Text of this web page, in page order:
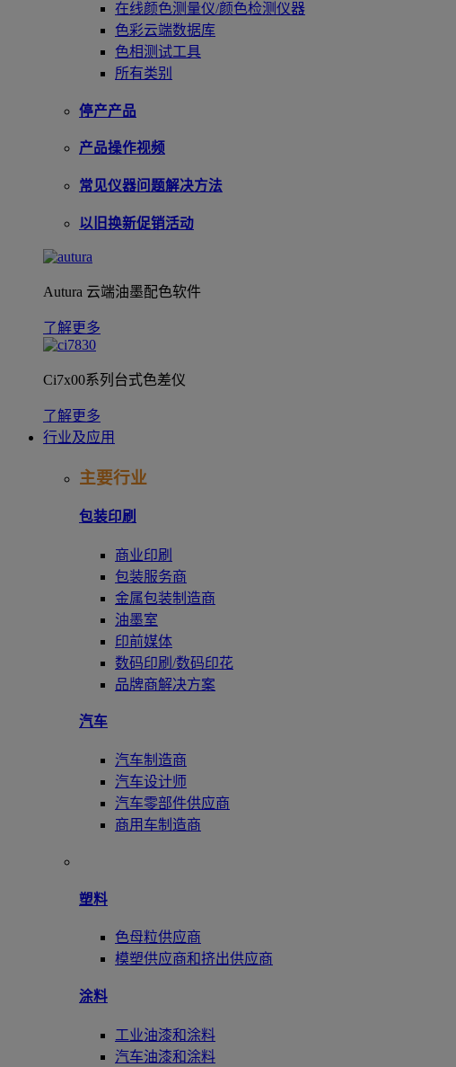
在线颜色测量仪/颜色检测仪器
色彩云端数据库
色相测试工具
所有类别
停产产品
产品操作视频
常见仪器问题解决方法
以旧换新促销活动
Autura 云端油墨配色软件
了解更多
Ci7x00系列台式色差仪
了解更多
行业及应用
主要行业
包装印刷
商业印刷
包装服务商
金属包装制造商
油墨室
印前媒体
数码印刷/数码印花
品牌商解决方案
汽车
汽车制造商
汽车设计师
汽车零部件供应商
商用车制造商
塑料
色母粒供应商
模塑供应商和挤出供应商
涂料
工业油漆和涂料
汽车油漆和涂料